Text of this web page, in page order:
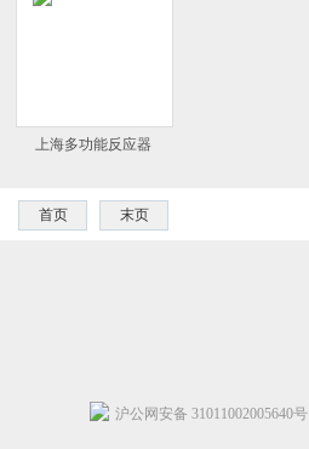
上海多功能反应器
首页 末页
沪公网安备 31011002005640号